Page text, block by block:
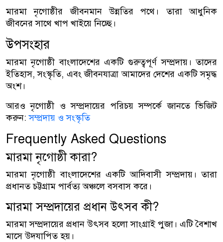
মারমা নৃগোষ্ঠীর জীবনমান উন্নতির পথে। তারা আধুনিক
জীবনের সাথে খাপ খাইয়ে নিচ্ছে।
উপসংহার
মারমা নৃগোষ্ঠী বাংলাদেশের একটি গুরুত্বপূর্ণ সম্প্রদায়। তাদের
ইতিহাস, সংস্কৃতি, এবং জীবনযাত্রা আমাদের দেশের একটি সমৃদ্ধ
অংশ।
আরও নৃগোষ্ঠী ও সম্প্রদায়ের পরিচয় সম্পর্কে জানতে ভিজিট
করুন:সম্প্রদায় ও সংস্কৃতি
Frequently Asked Questions
মারমা নৃগোষ্ঠী কারা?
মারমা নৃগোষ্ঠী বাংলাদেশের একটি আদিবাসী সম্প্রদায়। তারা
প্রধানত চট্টগ্রাম পার্বত্য অঞ্চলে বসবাস করে।
মারমা সম্প্রদায়ের প্রধান উৎসব কী?
মারমা সম্প্রদায়ের প্রধান উৎসব হলো সাংগ্রাই পুজা। এটি বৈশাখ
মাসে উদযাপিত হয়।